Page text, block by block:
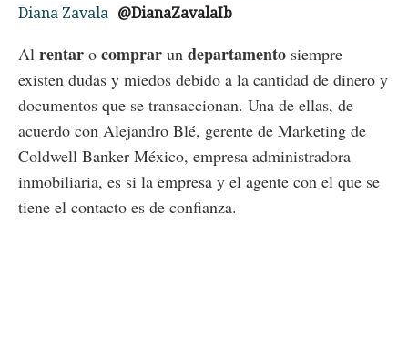
Diana Zavala @DianaZavalaIb
Al rentar o comprar un departamento siempre
existen dudas y miedos debido a la cantidad de dinero y
documentos que se transaccionan. Una de ellas, de
acuerdo con Alejandro Blé, gerente de Marketing de
Coldwell Banker México, empresa administradora
inmobiliaria, es si la empresa y el agente con el que se
tiene el contacto es de confianza.